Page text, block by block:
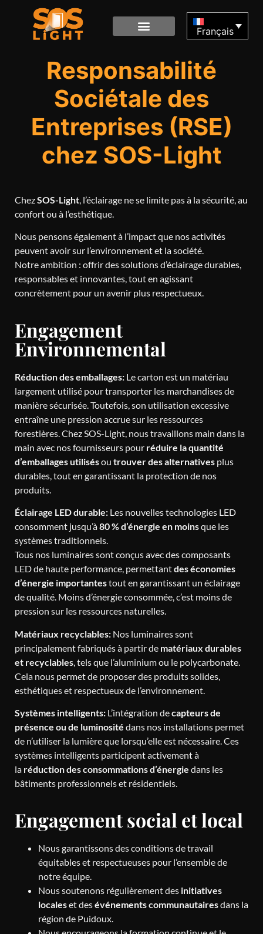
Français
Responsabilité
Sociétale des
Entreprises (RSE)
chez SOS-Light
ChezSOS-Light, l’éclairage ne se limite pas à la sécurité, au
confort ou à l’esthétique.
Nous pensons également à l’impact que nos activités
peuvent avoir sur l’environnement et la société.
Notre ambition : offrir des solutions d’éclairage durables,
responsables et innovantes, tout en agissant
concrètement pour un avenir plus respectueux.
Engagement
Environnemental
Réduction des emballages: Le carton est un matériau
largement utilisé pour transporter les marchandises de
manière sécurisée. Toutefois, son utilisation excessive
entraîne une pression accrue sur les ressources
forestières. Chez SOS-Light, nous travaillons main dans la
main avec nos fournisseurs pour réduire la quantité
d’emballages utilisésou trouver des alternatives plus
durables, tout en garantissant la protection de nos
produits.
Éclairage LED durable: Les nouvelles technologies LED
consomment jusqu’à80 % d’énergie en moinsque les
systèmes traditionnels.
Tous nos luminaires sont conçus avec des composants
LED de haute performance, permettantdes économies
d’énergie importantestout en garantissant un éclairage
de qualité. Moins d’énergie consommée, c’est moins de
pression sur les ressources naturelles.
Matériaux recyclables: Nos luminaires sont
principalement fabriqués à partir de matériaux durables
et recyclables , tels que l’aluminium ou le polycarbonate.
Cela nous permet de proposer des produits solides,
esthétiques et respectueux de l’environnement.
Systèmes intelligents: L’intégration decapteurs de
présence ou de luminosité dans nos installations permet
de n’utiliser la lumière que lorsqu’elle est nécessaire. Ces
systèmes intelligents participent activement à
la réduction des consommations d’énergie dans les
bâtiments professionnels et résidentiels.
Engagement social et local
Nous garantissons des conditions de travail
équitables et respectueuses pour l’ensemble de
notre équipe.
Nous soutenons régulièrement des initiatives
localeset desévénements communautairesdans la
région de Puidoux.